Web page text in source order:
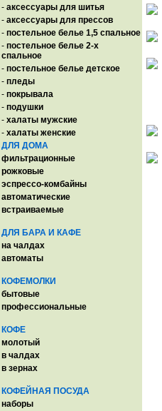
- аксессуары для шитья
- аксессуары для прессов
- постельное белье 1,5 спальное
- постельное белье 2-х
спальное
- постельное белье детское
- пледы
- покрывала
- подушки
- халаты мужские
- халаты женские
ДЛЯ ДОМА
фильтрационные
рожковые
эспрессо-комбайны
автоматические
встраиваемые
ДЛЯ БАРА И КАФЕ
на чалдах
автоматы
КОФЕМОЛКИ
бытовые
профессиональные
КОФЕ
молотый
в чалдах
в зернах
КОФЕЙНАЯ ПОСУДА
наборы